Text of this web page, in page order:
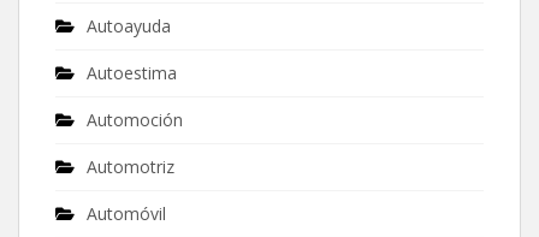
Autoayuda
Autoestima
Automoción
Automotriz
Automóvil